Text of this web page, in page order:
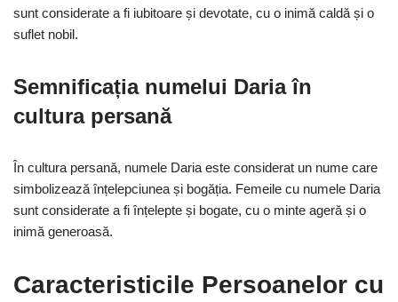
sunt considerate a fi iubitoare și devotate, cu o inimă caldă și o
suflet nobil.
Semnificația numelui Daria în
cultura persană
În cultura persană, numele Daria este considerat un nume care
simbolizează înțelepciunea și bogăția. Femeile cu numele Daria
sunt considerate a fi înțelepte și bogate, cu o minte ageră și o
inimă generoasă.
Caracteristicile Persoanelor cu